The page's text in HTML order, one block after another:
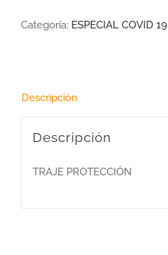
Categoría: ESPECIAL COVID 19
Descripción
Descripción
TRAJE PROTECCIÓN